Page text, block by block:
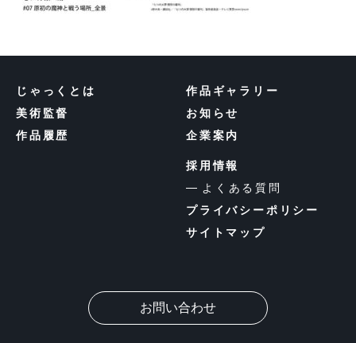
じゃっくとは
美術監督
作品履歴
作品ギャラリー
お知らせ
企業案内
採用情報
よくある質問
プライバシーポリシー
サイトマップ
お問い合わせ